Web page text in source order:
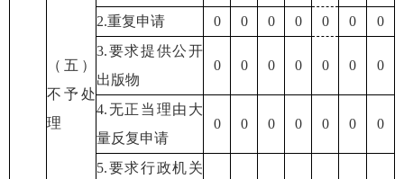
（五）
不予处
理
2.重复申请 0 0 0 0 0 0
0
3.要求提供公开
出版物
0 0 0 0 0 0 0
4.无正当理由大
量反复申请
0 0 0 0 0 0 0
5.要求行政机关